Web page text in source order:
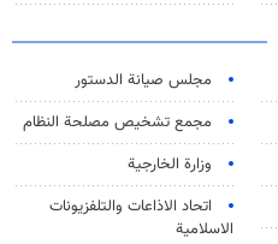
مجلس صيانة الدستور
مجمع تشخيص مصلحة النظام
وزارة الخارجية
اتحاد الاذاعات والتلفزيونات
الاسلامية